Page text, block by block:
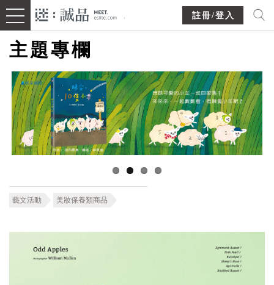
註冊/登入
主題專欄
藝文活動 美妝保養類商品